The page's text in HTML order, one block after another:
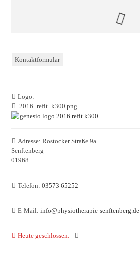
Kontaktformular
Logo:
2016_refit_k300.png
Adresse: Rostocker Straße 9a
Senftenberg
01968
Telefon: 03573 65252
E-Mail: info@physiotherapie-senftenberg.de
Heute geschlossen: